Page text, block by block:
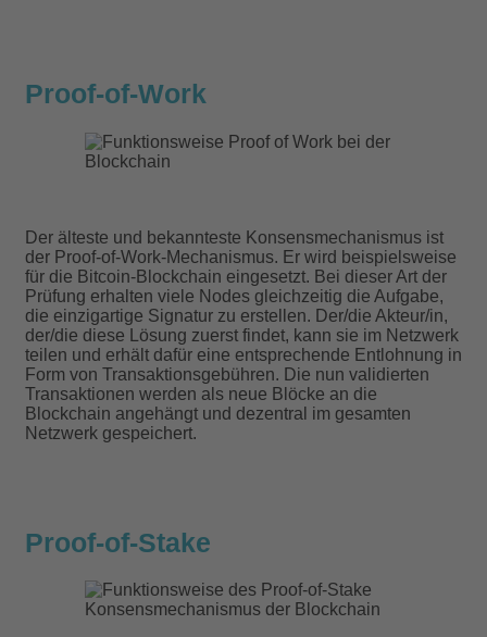
Proof-of-Work
Der älteste und bekannteste Konsensmechanismus ist
der Proof-of-Work-Mechanismus. Er wird beispielsweise
für die Bitcoin-Blockchain eingesetzt. Bei dieser Art der
Prüfung erhalten viele Nodes gleichzeitig die Aufgabe,
die einzigartige Signatur zu erstellen. Der/die Akteur/in,
der/die diese Lösung zuerst findet, kann sie im Netzwerk
teilen und erhält dafür eine entsprechende Entlohnung in
Form von Transaktionsgebühren. Die nun validierten
Transaktionen werden als neue Blöcke an die
Blockchain angehängt und dezentral im gesamten
Netzwerk gespeichert.
Proof-of-Stake